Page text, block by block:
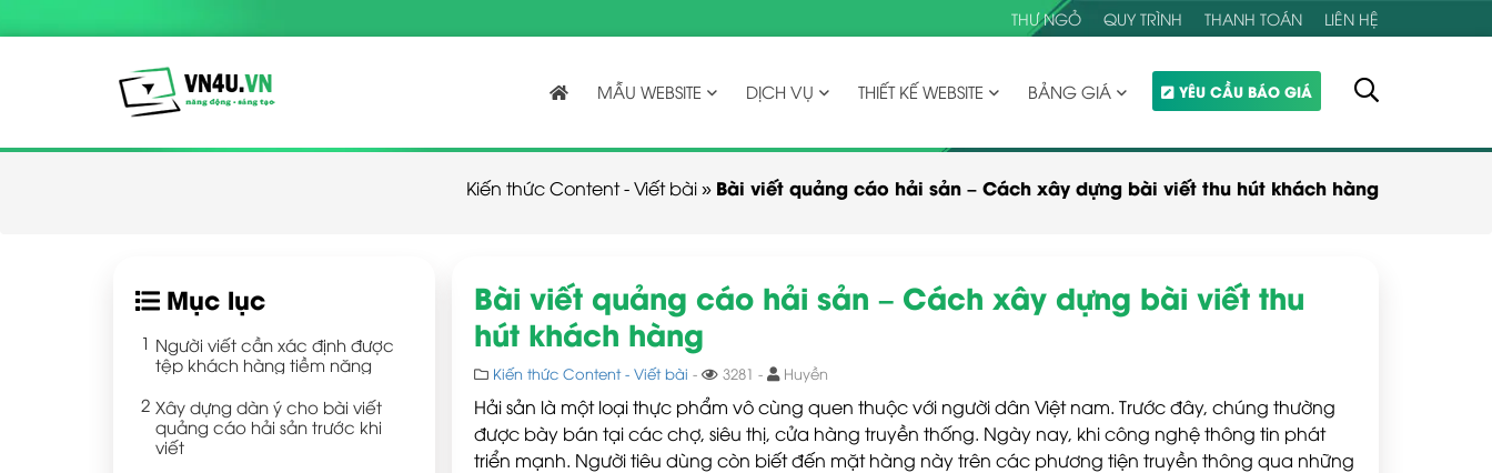
THƯ NGỎ QUY TRÌNH THANH TOÁN LIÊN HỆ
MẪU WEBSITE DỊCH VỤ THIẾT KẾ WEBSITE BẢNG GIÁ YÊU CẦU BÁO GIÁ
Kiến thức Content - Viết bài» Bài viết quảng cáo hải sản – Cách xây dựng bài viết thu hút khách hàng
Mục lục
Người viết cần xác định được
tệp khách hàng tiềm năng
Xây dựng dàn ý cho bài viết
quảng cáo hải sản trước khi
viết
Bài viết quảng cáo hải sản – Cách xây dựng bài viết thu
hút khách hàng
Kiến thức Content - Viết bài - 3281 - Huyền
Hải sản là một loại thực phẩm vô cùng quen thuộc với người dân Việt nam. Trước đây, chúng thường
được bày bán tại các chợ, siêu thị, cửa hàng truyền thống. Ngày nay, khi công nghệ thông tin phát
triển mạnh. Người tiêu dùng còn biết đến mặt hàng này trên các phương tiện truyền thông qua những